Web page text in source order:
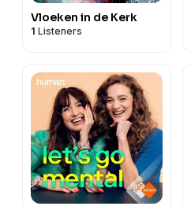
Vloeken in de Kerk
1 Listeners